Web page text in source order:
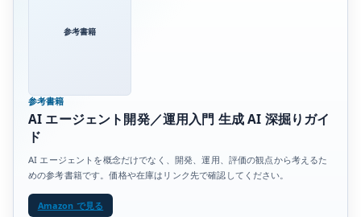
参考書籍
参考書籍
AI エージェント開発／運用入門 生成 AI 深掘りガイ
ド
AI エージェントを概念だけでなく、開発、運用、評価の観点から考えるた
めの参考書籍です。価格や在庫はリンク先で確認してください。
Amazon で見る